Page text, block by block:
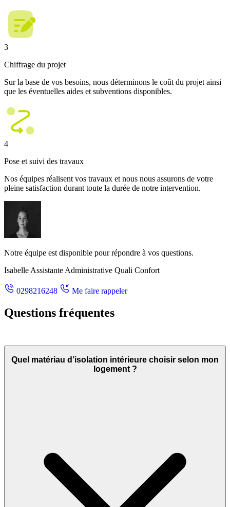
3
Chiffrage du projet
Sur la base de vos besoins, nous déterminons le coût du projet ainsi
que les éventuelles aides et subventions disponibles.
4
Pose et suivi des travaux
Nos équipes réalisent vos travaux et nous nous assurons de votre
pleine satisfaction durant toute la durée de notre intervention.
Notre équipe est disponible pour répondre à vos questions.
Isabelle Assistante Administrative Quali Confort
0298216248 Me faire rappeler
Questions fréquentes
Quel matériau d’isolation intérieure choisir selon mon
logement ?